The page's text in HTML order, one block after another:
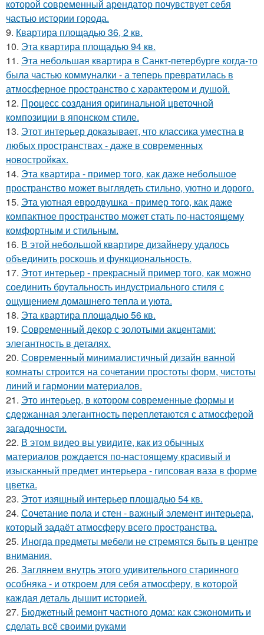
которой современный арендатор почувствует себя
частью истории города.
9. Квартира площадью 36, 2 кв.
10. Эта квартира площадью 94 кв.
11. Эта небольшая квартира в Санкт-петербурге когда-то
была частью коммуналки - а теперь превратилась в
атмосферное пространство с характером и душой.
12. Процесс создания оригинальной цветочной
композиции в японском стиле.
13. Этот интерьер доказывает, что классика уместна в
любых пространствах - даже в современных
новостройках.
14. Эта квартира - пример того, как даже небольшое
пространство может выглядеть стильно, уютно и дорого.
15. Эта уютная евродвушка - пример того, как даже
компактное пространство может стать по-настоящему
комфортным и стильным.
16. В этой небольшой квартире дизайнеру удалось
объединить роскошь и функциональность.
17. Этот интерьер - прекрасный пример того, как можно
соединить брутальность индустриального стиля с
ощущением домашнего тепла и уюта.
18. Эта квартира площадью 56 кв.
19. Современный декор с золотыми акцентами:
элегантность в деталях.
20. Современный минималистичный дизайн ванной
комнаты строится на сочетании простоты форм, чистоты
линий и гармонии материалов.
21. Это интерьер, в котором современные формы и
сдержанная элегантность переплетаются с атмосферой
загадочности.
22. В этом видео вы увидите, как из обычных
материалов рождается по-настоящему красивый и
изысканный предмет интерьера - гипсовая ваза в форме
цветка.
23. Этот изящный интерьер площадью 54 кв.
24. Сочетание пола и стен - важный элемент интерьера,
который задаёт атмосферу всего пространства.
25. Иногда предметы мебели не стремятся быть в центре
внимания.
26. Заглянем внутрь этого удивительного старинного
особняка - и откроем для себя атмосферу, в которой
каждая деталь дышит историей.
27. Бюджетный ремонт частного дома: как сэкономить и
сделать всё своими руками